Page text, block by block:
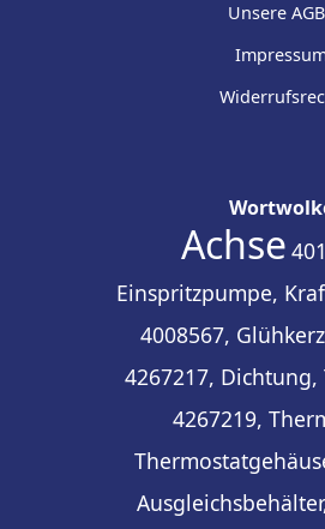
Unsere
Achse
Einspritzpumpe,
4008567,
4267217,
4267219,